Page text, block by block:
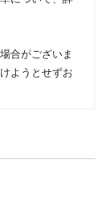
合がございま
ようとせずお